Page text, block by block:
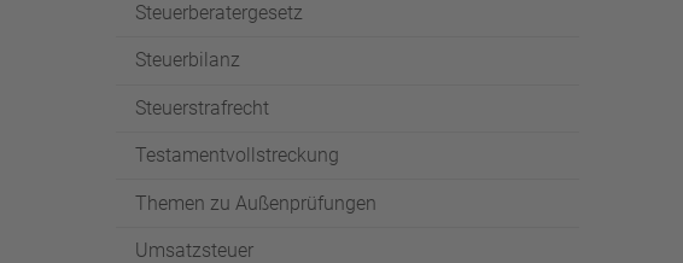
Steuerberatergesetz
Steuerbilanz
Steuerstrafrecht
Testamentvollstreckung
Themen zu Außenprüfungen
Umsatzsteuer